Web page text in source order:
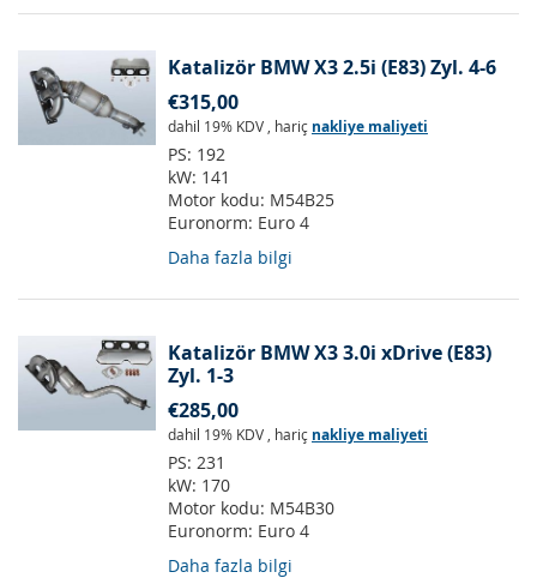
Katalizör BMW X3 2.5i (E83) Zyl. 4-6
€315,00
dahil 19% KDV , hariç nakliye maliyeti
PS: 192
kW: 141
Motor kodu: M54B25
Euronorm: Euro 4
Daha fazla bilgi
Katalizör BMW X3 3.0i xDrive (E83)
Zyl. 1-3
€285,00
dahil 19% KDV , hariç nakliye maliyeti
PS: 231
kW: 170
Motor kodu: M54B30
Euronorm: Euro 4
Daha fazla bilgi